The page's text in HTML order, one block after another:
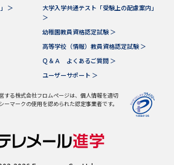
＞
大学入学共通テスト「受験上の配慮案内」
＞
幼稚園教員資格認定試験 ＞
高等学校（情報）教員資格認定試験 ＞
Ｑ＆Ａ よくあるご質問 ＞
ユーザーサポート ＞
する株式会社フロムページは、個人情報を適切
マークの使用を認められた認定事業者です。